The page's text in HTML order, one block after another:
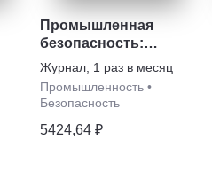
Промышленная
безопасность:
расследование
инцидентов
Журнал 1 раз в месяц
Промышленность •
Безопасность
5424,64 ₽